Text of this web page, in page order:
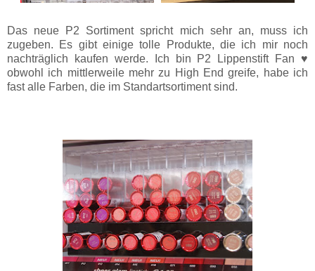
Das neue P2 Sortiment spricht mich sehr an, muss ich
zugeben. Es gibt einige tolle Produkte, die ich mir noch
nachträglich kaufen werde. Ich bin P2 Lippenstift Fan ♥
obwohl ich mittlerweile mehr zu High End greife, habe ich
fast alle Farben, die im Standartsortiment sind.